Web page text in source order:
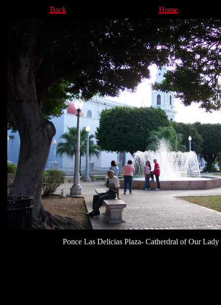
Back Home
Ponce Las Delicias Plaza- Catherdral of Our